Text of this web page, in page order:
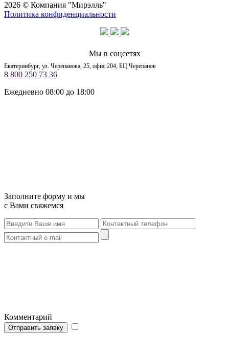
2026 © Компания "Мирэлль"
Политика конфиденциальности
Мы в соцсетях
Екатеринбург, ул. Черепанова, 25, офис 204, БЦ Черепанов
8 800 250 73 36
Ежедневно 08:00 до 18:00
Заполните форму и мы
с Вами свяжемся
Комментарий
Отправить заявку